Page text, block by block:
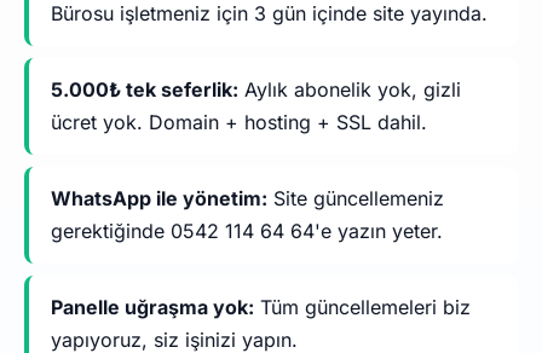
Bürosu işletmeniz için 3 gün içinde site yayında.
5.000₺ tek seferlik: Aylık abonelik yok, gizli
ücret yok. Domain + hosting + SSL dahil.
WhatsApp ile yönetim: Site güncellemeniz
gerektiğinde 0542 114 64 64'e yazın yeter.
Panelle uğraşma yok: Tüm güncellemeleri biz
yapıyoruz, siz işinizi yapın.